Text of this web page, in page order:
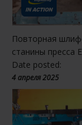
Повторная
станины пресса
Date posted:
4 апреля 2025